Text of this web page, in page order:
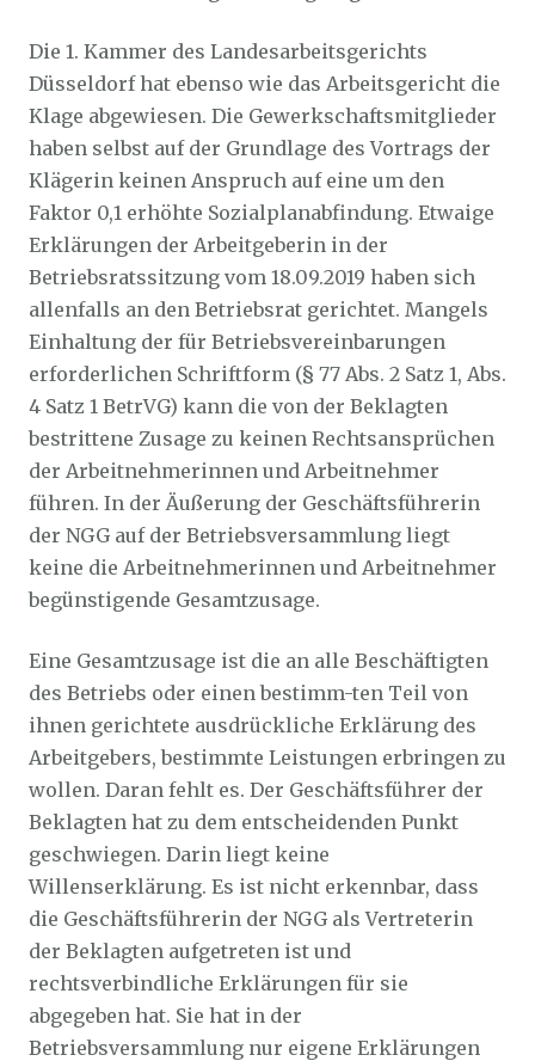
Die 1. Kammer des Landesarbeitsgerichts
Düsseldorf hat ebenso wie das Arbeitsgericht die
Klage abgewiesen. Die Gewerkschaftsmitglieder
haben selbst auf der Grundlage des Vortrags der
Klägerin keinen Anspruch auf eine um den
Faktor 0,1 erhöhte Sozialplanabfindung. Etwaige
Erklärungen der Arbeitgeberin in der
Betriebsratssitzung vom 18.09.2019 haben sich
allenfalls an den Betriebsrat gerichtet. Mangels
Einhaltung der für Betriebsvereinbarungen
erforderlichen Schriftform (§ 77 Abs. 2 Satz 1, Abs.
4 Satz 1 BetrVG) kann die von der Beklagten
bestrittene Zusage zu keinen Rechtsansprüchen
der Arbeitnehmerinnen und Arbeitnehmer
führen. In der Äußerung der Geschäftsführerin
der NGG auf der Betriebsversammlung liegt
keine die Arbeitnehmerinnen und Arbeitnehmer
begünstigende Gesamtzusage.
Eine Gesamtzusage ist die an alle Beschäftigten
des Betriebs oder einen bestimm-ten Teil von
ihnen gerichtete ausdrückliche Erklärung des
Arbeitgebers, bestimmte Leistungen erbringen zu
wollen. Daran fehlt es. Der Geschäftsführer der
Beklagten hat zu dem entscheidenden Punkt
geschwiegen. Darin liegt keine
Willenserklärung. Es ist nicht erkennbar, dass
die Geschäftsführerin der NGG als Vertreterin
der Beklagten aufgetreten ist und
rechtsverbindliche Erklärungen für sie
abgegeben hat. Sie hat in der
Betriebsversammlung nur eigene Erklärungen